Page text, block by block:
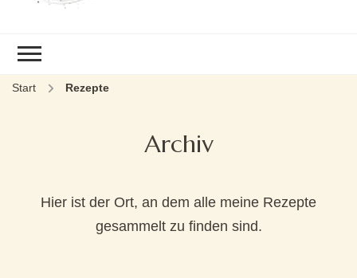
Start Rezepte
Archiv
Hier ist der Ort, an dem alle meine Rezepte
gesammelt zu finden sind.